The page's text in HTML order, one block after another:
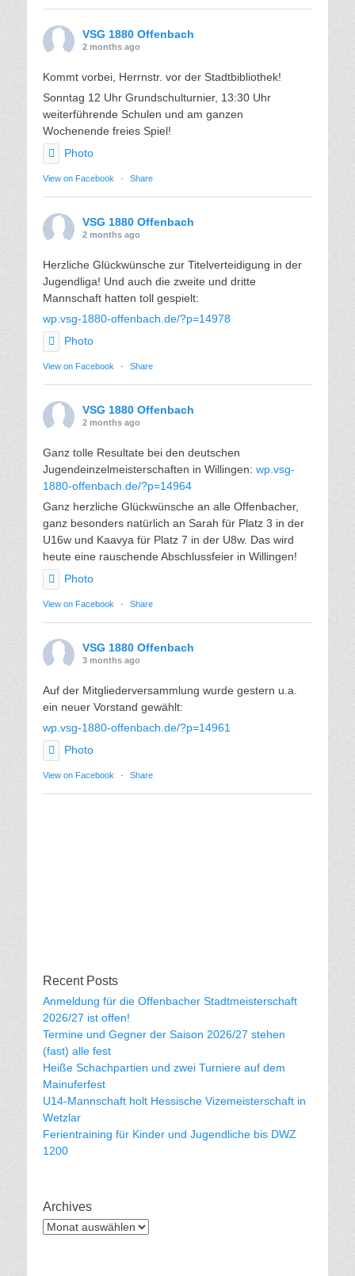
VSG 1880 Offenbach
2 months ago
Kommt vorbei, Herrnstr. vor der Stadtbibliothek!
Sonntag 12 Uhr Grundschulturnier, 13:30 Uhr
weiterführende Schulen und am ganzen
Wochenende freies Spiel!
Photo
View on Facebook · Share
VSG 1880 Offenbach
2 months ago
Herzliche Glückwünsche zur Titelverteidigung in der
Jugendliga! Und auch die zweite und dritte
Mannschaft hatten toll gespielt:
wp.vsg-1880-offenbach.de/?p=14978
Photo
View on Facebook · Share
VSG 1880 Offenbach
2 months ago
Ganz tolle Resultate bei den deutschen
Jugendeinzelmeisterschaften in Willingen: wp.vsg-
1880-offenbach.de/?p=14964
Ganz herzliche Glückwünsche an alle Offenbacher,
ganz besonders natürlich an Sarah für Platz 3 in der
U16w und Kaavya für Platz 7 in der U8w. Das wird
heute eine rauschende Abschlussfeier in Willingen!
Photo
View on Facebook · Share
VSG 1880 Offenbach
3 months ago
Auf der Mitgliederversammlung wurde gestern u.a.
ein neuer Vorstand gewählt:
wp.vsg-1880-offenbach.de/?p=14961
Photo
View on Facebook · Share
Recent Posts
Anmeldung für die Offenbacher Stadtmeisterschaft
2026/27 ist offen!
Termine und Gegner der Saison 2026/27 stehen
(fast) alle fest
Heiße Schachpartien und zwei Turniere auf dem
Mainuferfest
U14-Mannschaft holt Hessische Vizemeisterschaft in
Wetzlar
Ferientraining für Kinder und Jugendliche bis DWZ
1200
Archives
Archives